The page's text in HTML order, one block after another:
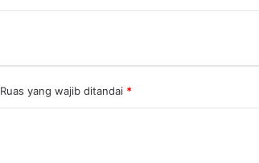
Ruas yang wajib ditandai *